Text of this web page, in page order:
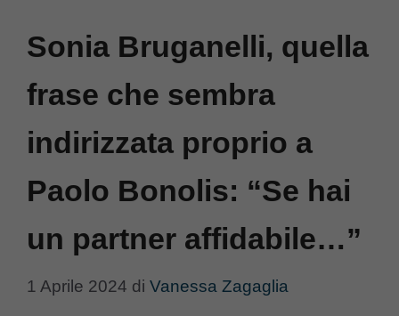
Sonia Bruganelli, quella
frase che sembra
indirizzata proprio a
Paolo Bonolis: “Se hai
un partner affidabile…”
1 Aprile 2024 di Vanessa Zagaglia